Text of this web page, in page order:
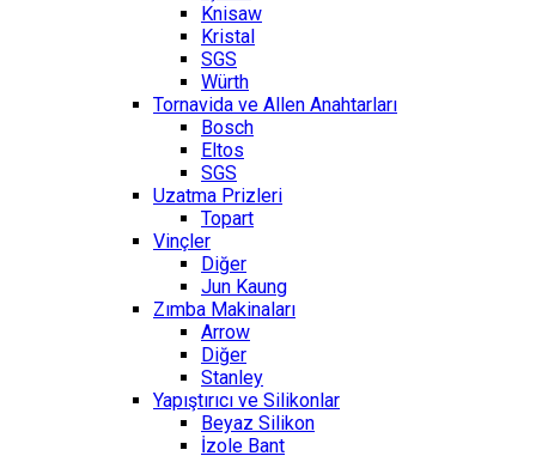
Knisaw
Kristal
SGS
Würth
Tornavida ve Allen Anahtarları
Bosch
Eltos
SGS
Uzatma Prizleri
Topart
Vinçler
Diğer
Jun Kaung
Zımba Makinaları
Arrow
Diğer
Stanley
Yapıştırıcı ve Silikonlar
Beyaz Silikon
İzole Bant